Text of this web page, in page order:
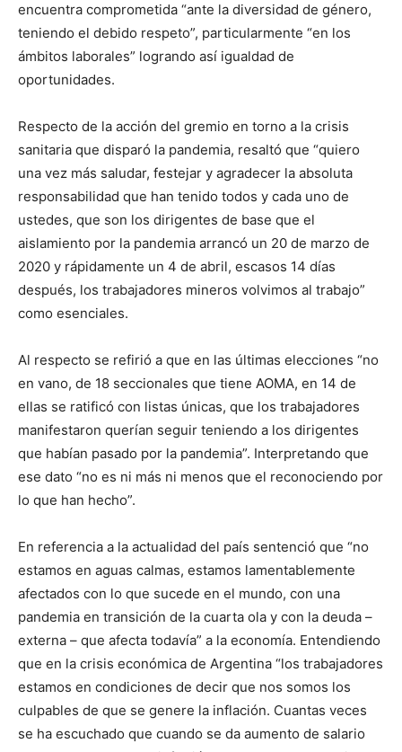
encuentra comprometida “ante la diversidad de género,
teniendo el debido respeto”, particularmente “en los
ámbitos laborales” logrando así igualdad de
oportunidades.
Respecto de la acción del gremio en torno a la crisis
sanitaria que disparó la pandemia, resaltó que “quiero
una vez más saludar, festejar y agradecer la absoluta
responsabilidad que han tenido todos y cada uno de
ustedes, que son los dirigentes de base que el
aislamiento por la pandemia arrancó un 20 de marzo de
2020 y rápidamente un 4 de abril, escasos 14 días
después, los trabajadores mineros volvimos al trabajo”
como esenciales.
Al respecto se refirió a que en las últimas elecciones “no
en vano, de 18 seccionales que tiene AOMA, en 14 de
ellas se ratificó con listas únicas, que los trabajadores
manifestaron querían seguir teniendo a los dirigentes
que habían pasado por la pandemia”. Interpretando que
ese dato “no es ni más ni menos que el reconociendo por
lo que han hecho”.
En referencia a la actualidad del país sentenció que “no
estamos en aguas calmas, estamos lamentablemente
afectados con lo que sucede en el mundo, con una
pandemia en transición de la cuarta ola y con la deuda –
externa – que afecta todavía” a la economía. Entendiendo
que en la crisis económica de Argentina “los trabajadores
estamos en condiciones de decir que nos somos los
culpables de que se genere la inflación. Cuantas veces
se ha escuchado que cuando se da aumento de salario